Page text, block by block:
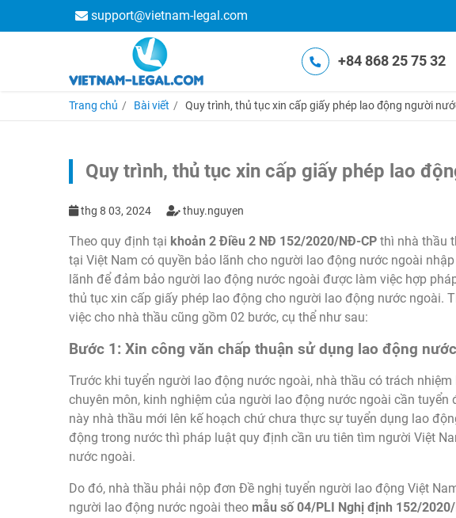
support@vietnam-legal.com
+84 868 25 75 32
Trang chủ Bài viết Quy trình, thủ tục xin cấp giấy phép lao động người
Quy trình, thủ tục xin cấp giấy phép lao
thg 8 03, 2024 thuy.nguyen
Theo quy định tại khoản 2 Điều 2 NĐ 152/2020/NĐ-CP thì nhà thầu
tại Việt Nam có quyền bảo lãnh cho người lao động nước ngoài
lãnh để đảm bảo người lao động nước ngoài được làm việc hợp
thủ tục xin cấp giấy phép lao động cho người lao động nước ngoài.
việc cho nhà thầu cũng gồm 02 bước, cụ thể như sau:
Bước 1: Xin công văn chấp thuận sử dụng lao động
Trước khi tuyển người lao động nước ngoài, nhà thầu có trách
chuyên môn, kinh nghiệm của người lao động nước ngoài cần
này nhà thầu mới lên kế hoạch chứ chưa thực sự tuyển dụng lao
động trong nước thì pháp luật quy định cần ưu tiên tìm người Việt
nước ngoài.
Do đó, nhà thầu phải nộp đơn Đề nghị tuyển người lao động Việt
người lao động nước ngoài theo mẫu số 04/PLI Nghị định 152/